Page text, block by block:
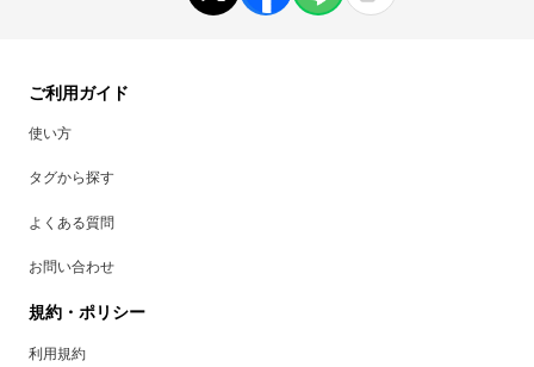
ご利用ガイド
使い方
タグから探す
よくある質問
お問い合わせ
規約・ポリシー
利用規約